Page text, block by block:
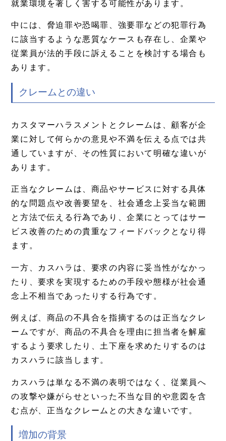
就業環境を著しく害する可能性があります。
中には、脅迫罪や恐喝罪、強要罪などの犯罪行為
に該当するような悪質なケースも存在し、企業や
従業員が法的手段に訴えることを検討する場合も
あります。
クレームとの違い
カスタマーハラスメントとクレームは、顧客が企
業に対して何らかの意見や不満を伝える点では共
通していますが、その性質において明確な違いが
あります。
正当なクレームは、商品やサービスに対する具体
的な問題点や改善要望を、社会通念上妥当な範囲
と方法で伝える行為であり、企業にとってはサー
ビス改善のための貴重なフィードバックとなり得
ます。
一方、カスハラは、要求の内容に妥当性がなかっ
たり、要求を実現するための手段や態様が社会通
念上不相当であったりする行為です。
例えば、商品の不具合を指摘するのは正当なクレ
ームですが、商品の不具合を理由に担当者を解雇
するよう要求したり、土下座を求めたりするのは
カスハラに該当します。
カスハラは単なる不満の表明ではなく、従業員へ
の攻撃や嫌がらせといった不当な目的や意図を含
む点が、正当なクレームとの大きな違いです。
増加の背景